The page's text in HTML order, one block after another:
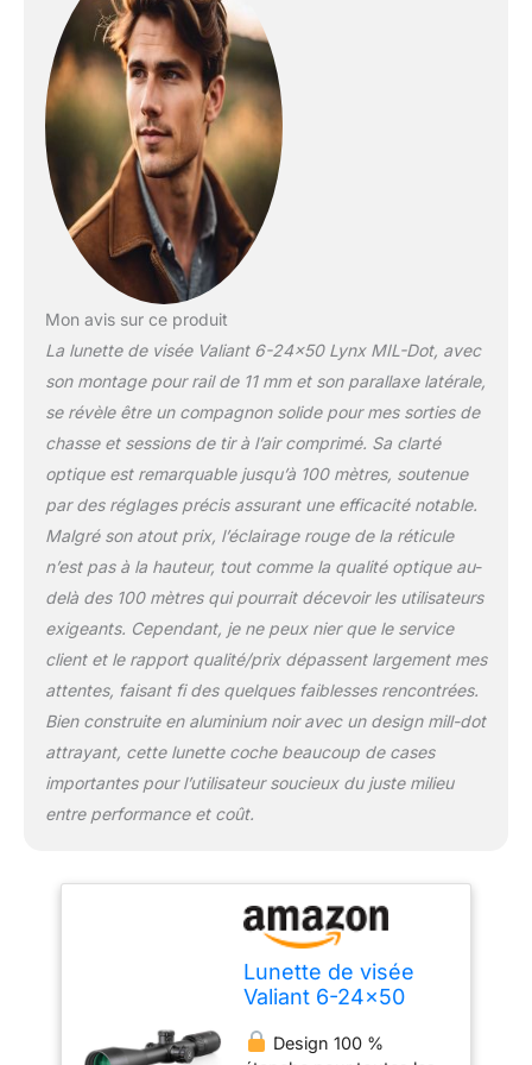
Éclairage précis du
réticule rouge: Le réticule
situé dans le deuxième
plan focal offre 11
niveaux d’intensité
lumineuse rouge. Idéal
pour une précision
optimale, même en
basse lumière.
Excellente visibilité et
lumineuse accrue et un
large. Parfait pour viser
avec précision à longue
distance.
Construction robuste en
aluminium aéronautique
conception hautement
résistante garantit
fiabilité et durabilité,
même dans des
conditions extrêmes.
Cette lunette de visée est
conçue pour répondre
aux exigences les plus
rigoureuses.
Revêtement antireflet
pour une vision claire:
Les lentilles avec
naturelles, même en
faible luminosité.
Mon avis sur ce produit
La lunette de visée Valiant 6-24×50 Lynx MIL-Dot, avec
son montage pour rail de 11 mm et son parallaxe latérale,
se révèle être un compagnon solide pour mes sorties de
chasse et sessions de tir à l’air comprimé. Sa clarté
optique est remarquable jusqu’à 100 mètres, soutenue
par des réglages précis assurant une efficacité notable.
Malgré son atout prix, l’éclairage rouge de la réticule
n’est pas à la hauteur, tout comme la qualité optique au-
delà des 100 mètres qui pourrait décevoir les utilisateurs
exigeants. Cependant, je ne peux nier que le service
client et le rapport qualité/prix dépassent largement mes
attentes, faisant fi des quelques faiblesses rencontrées.
Bien construite en aluminium noir avec un design mill-dot
attrayant, cette lunette coche beaucoup de cases
importantes pour l’utilisateur soucieux du juste milieu
entre performance et coût.
Lunette de visée
Valiant 6-24x50
Montage pour Rail
Design 100 %